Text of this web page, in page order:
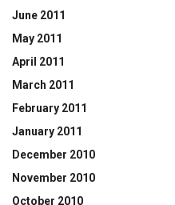
June 2011
May 2011
April 2011
March 2011
February 2011
January 2011
December 2010
November 2010
October 2010